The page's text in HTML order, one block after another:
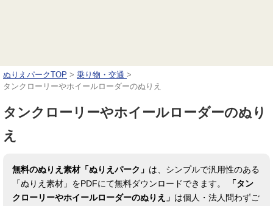
ぬりえパークTOP > 乗り物・交通 >
タンクローリーやホイールローダーのぬりえ
タンクローリーやホイールローダーのぬり
え
無料のぬりえ素材「ぬりえパーク」 は、シンプルで汎用性のある
「ぬりえ素材」をPDFにて無料ダウンロードできます。
「タン
クローリーやホイールローダーのぬりえ」 は個人・法人問わずご